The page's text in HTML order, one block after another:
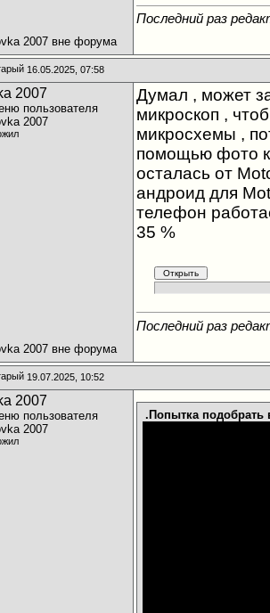
Последний раз
16.05.2025, 07:58
2007
Думал , может
микроскоп ,
микросхемы ,
помощью фото
осталась от
андроид для
телефон
35 %
Последний раз
19.07.2025, 10:52
2007
.Попытка подобрать